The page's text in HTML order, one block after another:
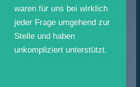
waren für uns bei wirklich
jeder Frage umgehend zur
Stelle und haben
unkompliziert unterstützt.